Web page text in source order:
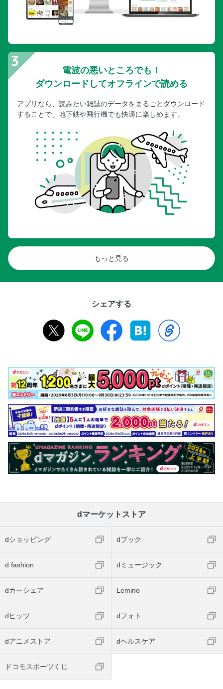
電波の悪いところでも！
ダウンロードしてオフラインで読める
アプリなら、読みたい雑誌のデータをまるごとダウンロード
することで、地下鉄や飛行機でも快適に楽しめます。
もっと見る
シェアする
dマーケットストア
dショッピング dブック
d fashion dミュージック
dカーシェア Lemino
dヒッツ dフォト
dアニメストア dヘルスケア
ドコモスポーツくじ